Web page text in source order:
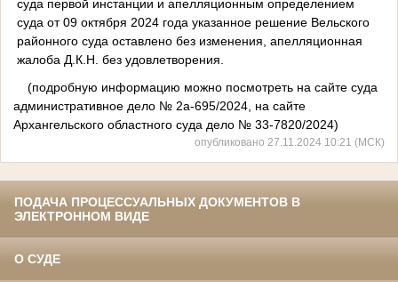
суда первой инстанции и апелляционным определением
суда от 09 октября 2024 года указанное решение Вельского
районного суда оставлено без изменения, апелляционная
жалоба Д.К.Н. без удовлетворения.
(подробную информацию можно посмотреть на сайте суда
административное дело № 2а-695/2024, на сайте
Архангельского областного суда дело № 33-7820/2024)
опубликовано 27.11.2024 10:21 (МСК)
ПОДАЧА ПРОЦЕССУАЛЬНЫХ ДОКУМЕНТОВ В
ЭЛЕКТРОННОМ ВИДЕ
О СУДЕ